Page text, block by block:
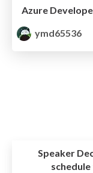
Azure
ymd65536
Speaker